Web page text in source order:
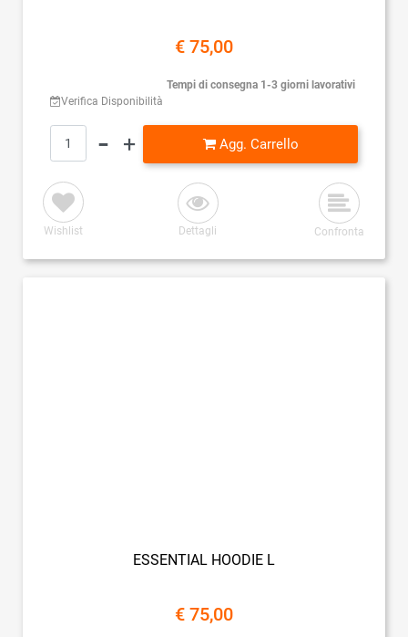
€ 75,00
Verifica Disponibilità
Tempi di consegna 1-3 giorni lavorativi
Quantità
Agg. Carrello
Wishlist Dettagli Confronta
ESSENTIAL HOODIE L
€ 75,00